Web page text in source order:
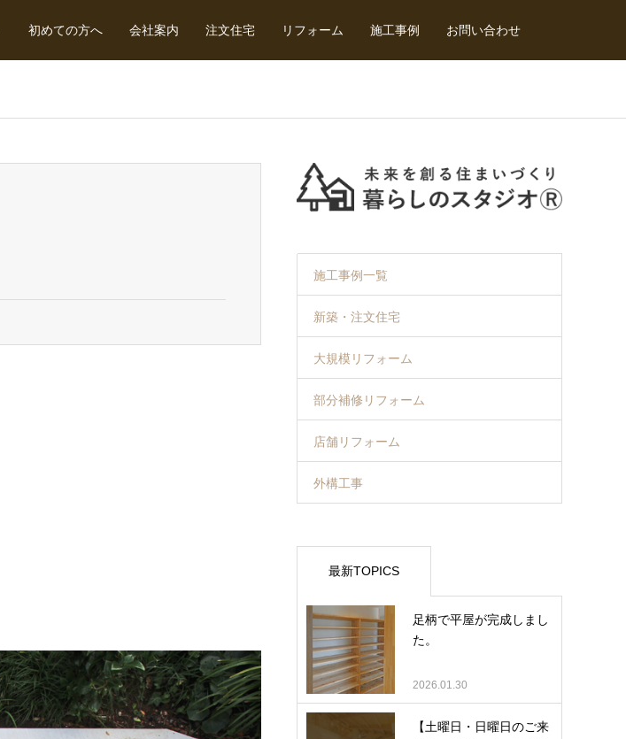
初めての方へ 会社案内 注文住宅 リフォーム 施工事例 お問い合わせ
施工事例一覧
新築・注文住宅
大規模リフォーム
部分補修リフォーム
店舗リフォーム
外構工事
最新TOPICS
足柄で平屋が完成しまし
た。
2026.01.30
【土曜日・日曜日のご来